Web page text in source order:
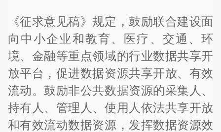
《征求意见稿》规定，鼓励联合建设面
向中小企业和教育、医疗、交通、环
境、金融等重点领域的行业数据共享开
放平台，促进数据资源共享开放、有效
流动。鼓励非公共数据资源的采集人、
持有人、管理人、使用人依法共享开放
和有效流动数据资源，发挥数据资源效